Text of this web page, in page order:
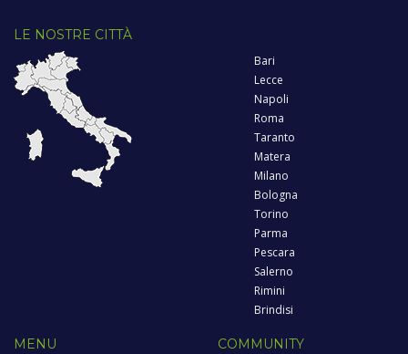
LE NOSTRE CITTÀ
Bari
Lecce
Napoli
Roma
Taranto
Matera
Milano
Bologna
Torino
Parma
Pescara
Salerno
Rimini
Brindisi
MENU COMMUNITY